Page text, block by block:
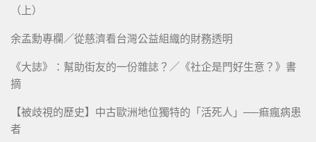
（上）
余孟勳專欄／從慈濟看台灣公益組織的財務透明
《大誌》：幫助街友的一份雜誌？／《社企是門好生意？》書
摘
【被歧視的歷史】中古歐洲地位獨特的「活死人」──痲瘋病患
者